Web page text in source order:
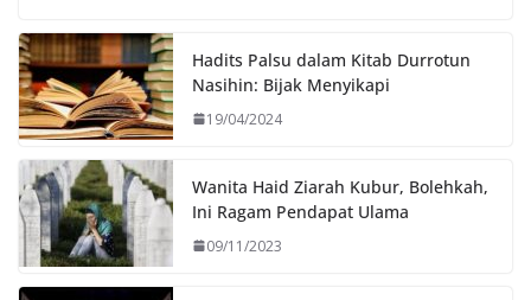
Hadits Palsu dalam Kitab Durrotun
Nasihin: Bijak Menyikapi
19/04/2024
Wanita Haid Ziarah Kubur, Bolehkah,
Ini Ragam Pendapat Ulama
09/11/2023